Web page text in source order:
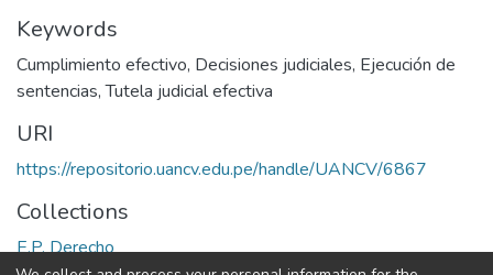
Keywords
Cumplimiento efectivo, Decisiones judiciales, Ejecución de
sentencias,Tutela judicial efectiva
URI
https://repositorio.uancv.edu.pe/handle/UANCV/6867
Collections
E.P. Derecho